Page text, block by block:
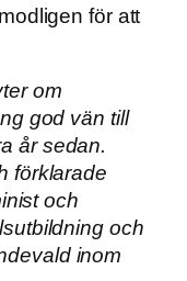
för att
om
god vän till
år sedan.
förklarade
och
och
inom